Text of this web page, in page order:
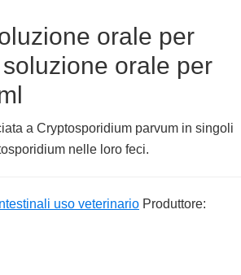
orale per
orale per
a Cryptosporidium parvum in singoli
nelle loro feci.
uso veterinario Produttore: